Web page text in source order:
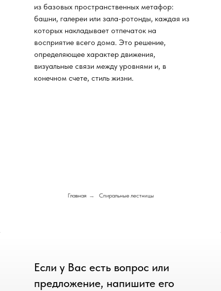
из базовых пространственных метафор:
башни, галереи или зала-ротонды, каждая из
которых накладывает отпечаток на
восприятие всего дома. Это решение,
определяющее характер движения,
визуальные связи между уровнями и, в
конечном счете, стиль жизни.
Главная → Спиральные лестницы
Если у Вас есть вопрос или
предложение, напишите его